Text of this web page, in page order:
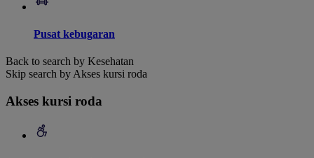
Pusat kebugaran
Back to search by Kesehatan
Skip search by Akses kursi roda
Akses kursi roda